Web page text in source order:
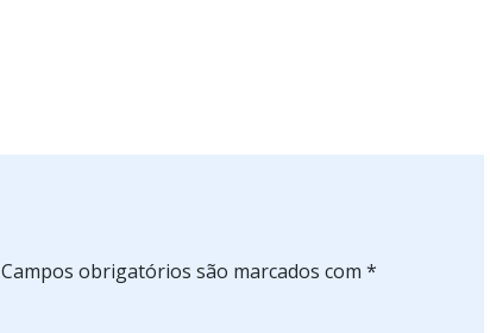
Campos obrigatórios são marcados com *